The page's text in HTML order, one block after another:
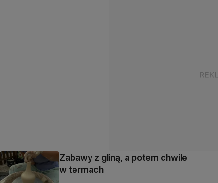
Zabawy z gliną, a potem chwile
w termach